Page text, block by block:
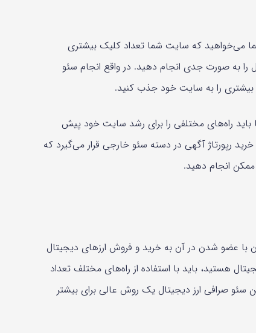
می‌خواهید که سایت شما تعداد کلیک بیشتری
را به صورت جدی انجام دهید. در واقع انجام سئو
بیشتری را به سایت خود جذب کنید.
راه‌های مختلفی را برای رشد سایت خود پیش
رپورتاژ آگهی در دسته سئو خارجی قرار می‌گیرد که
انجام دهید.
با عضو شدن در آن به خرید و فروش ارزهای دیجیتال
هستید، باید با استفاده از راه‌های مختلف تعداد
سئو صرافی ارز دیجیتال یک روش عالی برای بیشتر